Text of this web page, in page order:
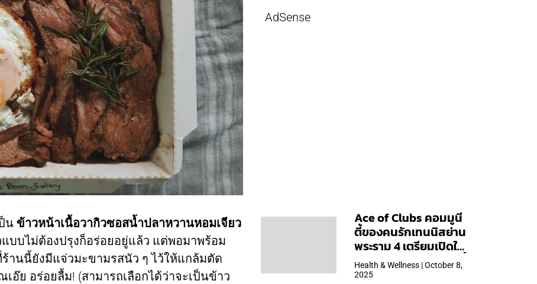
น ข้าวหน้าเนื้อวากิวซอสน้ำปลาหวานหอมเจียว
บบไม่ต้องปรุงก็อร่อยอยู่แล้ว แต่พอมาพร้อม
านนี้ยังมีแจ่วมะขามรสนัว ๆ ไว้ให้แกล้มตัด
อ๊ย อร่อยลื้ม! (สามารถเลือกได้ว่าจะเป็นข้าว
AdSense
Ace of Clubs คอมมูนี
ตี้ของคนรักเทนนิสย่าน
พระราม 4 เตรียมเปิดให้
บริการวันแรก 19 ต.ค. นี้
Health & Wellness | October 8,
2025